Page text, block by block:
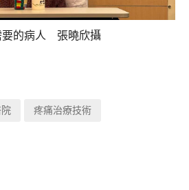
要的病人 張曉欣攝
疼痛治療技術